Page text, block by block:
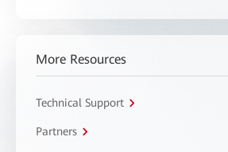
More Resources
Technical Support
Partners